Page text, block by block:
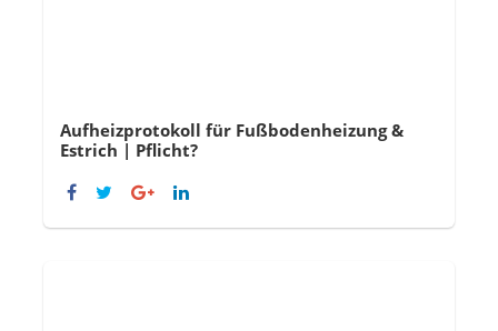
Aufheizprotokoll für Fußbodenheizung &
Estrich | Pflicht?